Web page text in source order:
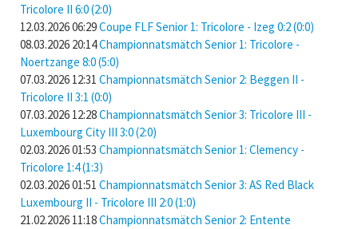
Tricolore II 6:0 (2:0)
12.03.2026 06:29Coupe FLF Senior 1: Tricolore - Izeg 0:2 (0:0)
08.03.2026 20:14Championnatsmätch Senior 1: Tricolore -
Noertzange 8:0 (5:0)
07.03.2026 12:31 Championnatsmätch Senior 2: Beggen II -
Tricolore II 3:1 (0:0)
07.03.2026 12:28Championnatsmätch Senior 3: Tricolore III -
Luxembourg City III 3:0 (2:0)
02.03.2026 01:53 Championnatsmätch Senior 1: Clemency -
Tricolore 1:4 (1:3)
02.03.2026 01:51 Championnatsmätch Senior 3: AS Red Black
Luxembourg II - Tricolore III 2:0 (1:0)
21.02.2026 11:18Championnatsmätch Senior 2: Entente